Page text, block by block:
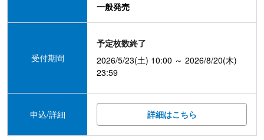
一般発売
受付期間
予定枚数終了
2026/5/23(土) 10:00 ～ 2026/8/20(木)
23:59
申込/詳細 詳細はこちら